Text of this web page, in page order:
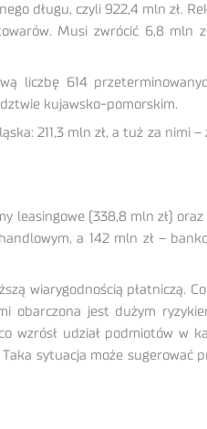
długu, czyli 922,4 mln zł.
Musi zwrócić 6,8 mln
liczbę 614
kujawsko-pomorskim.
211,3 mln zł, a tuż za nimi –
leasingowe (338,8 mln zł)
a 142 mln zł –
wiarygodnością płatniczą.
obarczona jest dużym
wzrósł udział podmiotów w
sytuacja może sugerować